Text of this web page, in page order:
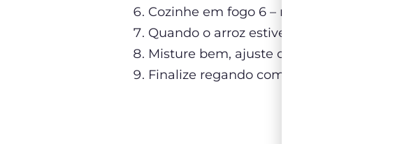
Cozinhe em fogo 6 – médio-baixo até
Quando o arroz estiver quase cozido,
Misture bem, ajuste o sal e pimenta,
Finalize regando com a gordura do